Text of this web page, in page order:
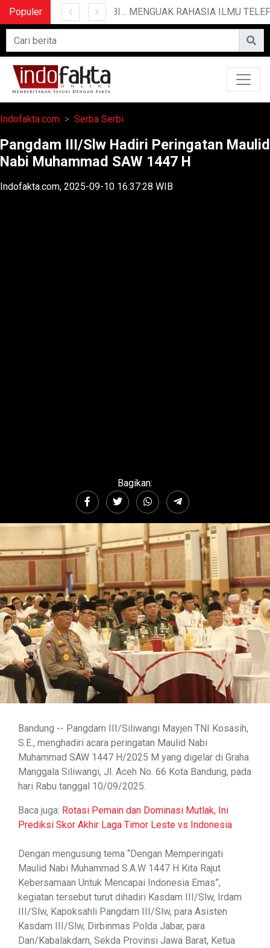
Populer MENGUAK RAHASIA ILMU TELEPATI
Indofakta.com Serba Serbi
Pangdam III/Slw Hadiri Peringatan Maulid
Nabi Muhammad SAW 1447 H
Indofakta.com, 2025-09-10 16:37:28 WIB
Bagikan:
Bandung -- Pangdam III/Siliwangi Mayjen TNI Kosasih,
S.E., menghadiri acara peringatan Maulid Nabi
Muhammad SAW 1447 H/2025 M yang digelar di Graha
Manggala Siliwangi, Jl. Aceh No. 66 Kota Bandung, pada
hari Rabu tanggal 10/09/2025.
Baca juga: Rotasi Pemain dan Dominasi Mutlak, Ini
Prediksi Skor Akhir Laga Timor Leste vs Indonesia
Dengan mengusung tema “Dengan Memperingati
Maulid Nabi Muhammad S.A.W 1447 H Kita Rajut
Kebersamaan Untuk Mencapai Indonesia Emas”,
kegiatan tersebut turut dihadiri Kasdam III/Slw, Irdam
III/Slw, Kapoksahli Pangdam III/Slw, para Asisten
Kasdam III/Slw, Dirbinmas Polda Jabar, para
Dan/Kabalakdam, Sekda Provinsi Jawa Barat, Ketua